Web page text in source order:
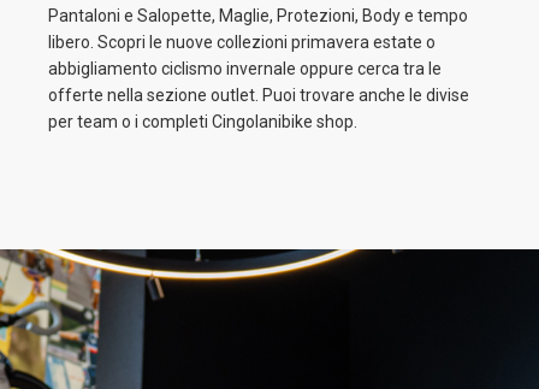
Pantaloni e Salopette, Maglie, Protezioni, Body e tempo
libero. Scopri le nuove collezioni primavera estate o
abbigliamento ciclismo invernale oppure cerca tra le
offerte nella sezione outlet. Puoi trovare anche le divise
per team o i completi Cingolanibike shop.